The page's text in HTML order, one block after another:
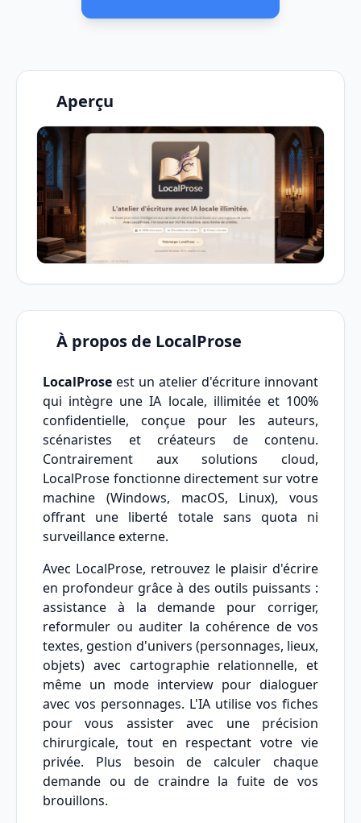
Aperçu
À propos de LocalProse
LocalProse est un atelier d'écriture innovant
qui intègre une IA locale, illimitée et 100%
confidentielle, conçue pour les auteurs,
scénaristes et créateurs de contenu.
Contrairement aux solutions cloud,
LocalProse fonctionne directement sur votre
machine (Windows, macOS, Linux), vous
offrant une liberté totale sans quota ni
surveillance externe.
Avec LocalProse, retrouvez le plaisir d'écrire
en profondeur grâce à des outils puissants :
assistance à la demande pour corriger,
reformuler ou auditer la cohérence de vos
textes, gestion d'univers (personnages, lieux,
objets) avec cartographie relationnelle, et
même un mode interview pour dialoguer
avec vos personnages. L'IA utilise vos fiches
pour vous assister avec une précision
chirurgicale, tout en respectant votre vie
privée. Plus besoin de calculer chaque
demande ou de craindre la fuite de vos
brouillons.